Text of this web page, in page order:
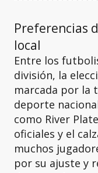
Preferencias
local
Entre los
división, la
marcada por la
deporte
como River
oficiales y el
muchos
por su ajuste y